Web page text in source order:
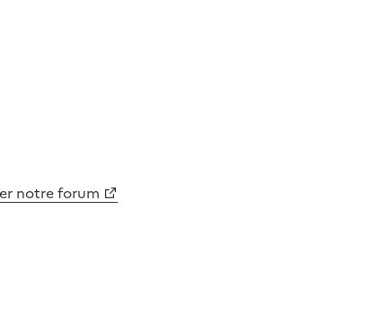
notre forum